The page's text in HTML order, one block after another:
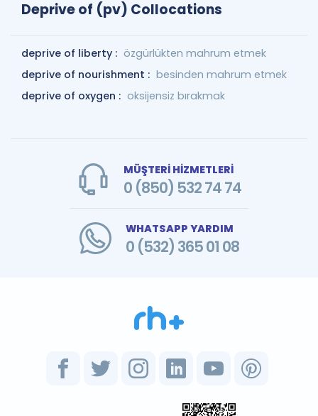
Deprive of (pv) Collocations
deprive of liberty : özgürlükten mahrum etmek
deprive of nourishment : besinden mahrum etmek
deprive of oxygen : oksijensiz bırakmak
MÜŞTERİ HİZMETLERİ
0 (850) 532 74 74
WHATSAPP YARDIM
0 (532) 365 01 08